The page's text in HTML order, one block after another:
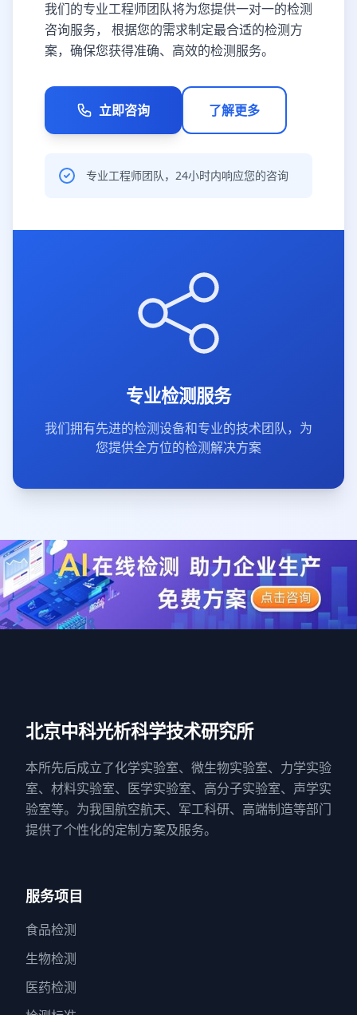
我们的专业工程师团队将为您提供一对一的检测
咨询服务， 根据您的需求制定最合适的检测方
案，确保您获得准确、高效的检测服务。
立即咨询 了解更多
专业工程师团队，24小时内响应您的咨询
专业检测服务
我们拥有先进的检测设备和专业的技术团队，为
您提供全方位的检测解决方案
北京中科光析科学技术研究所
本所先后成立了化学实验室、微生物实验室、力学实验
室、材料实验室、医学实验室、高分子实验室、声学实
验室等。为我国航空航天、军工科研、高端制造等部门
提供了个性化的定制方案及服务。
服务项目
食品检测
生物检测
医药检测